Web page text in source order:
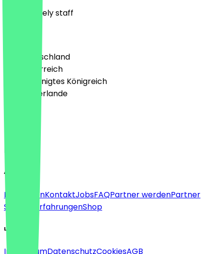
Such a lovely staff
🇩🇪 Deutschland
🇦🇹 Österreich
🇬🇧 Vereinigtes Königreich
🇳🇱 Niederlande
Deutsch
English
About
Für FirmenKontaktJobsFAQPartner werdenPartner
Support
ErfahrungenShop
Legal
ImpressumDatenschutzCookiesAGB